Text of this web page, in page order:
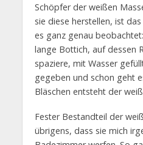
Schöpfer der weißen
sie diese herstellen, ist
es ganz genau
lange Bottich, auf dessen
spaziere, mit Wasser
gegeben und schon geht
Bläschen entsteht der
Fester Bestandteil der
übrigens, dass sie mich